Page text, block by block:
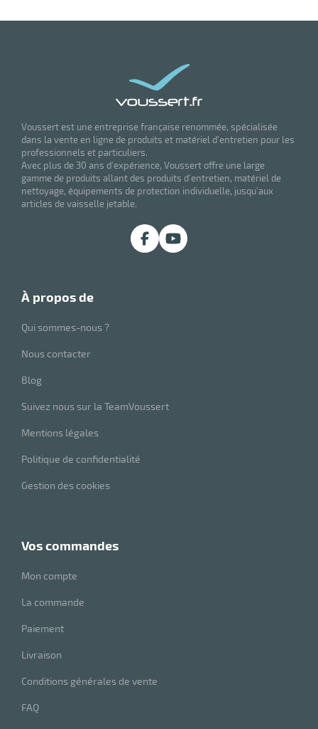
Voussert est une entreprise française renommée, spécialisée
dans la vente en ligne de produits et matériel d'entretien pour les
professionnels et particuliers.
Avec plus de 30 ans d'expérience, Voussert offre une large
gamme de produits allant des produits d'entretien, matériel de
nettoyage, équipements de protection individuelle, jusqu'aux
articles de vaisselle jetable.
à propos de
Qui sommes-nous ?
Nous contacter
Blog
Suivez nous sur la TeamVoussert
Mentions légales
Politique de confidentialité
Gestion des cookies
vos commandes
Mon compte
La commande
Paiement
Livraison
Conditions générales de vente
FAQ